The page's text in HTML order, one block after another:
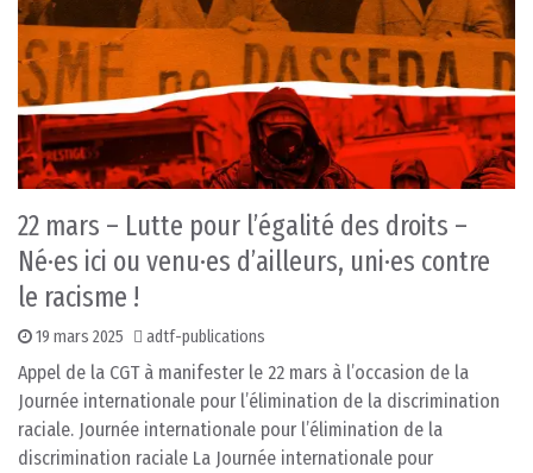
22 mars – Lutte pour l’égalité des droits –
Né·es ici ou venu·es d’ailleurs, uni·es contre
le racisme !
19 mars 2025 adtf-publications
Appel de la CGT à manifester le 22 mars à l’occasion de la
Journée internationale pour l’élimination de la discrimination
raciale. Journée internationale pour l’élimination de la
discrimination raciale La Journée internationale pour